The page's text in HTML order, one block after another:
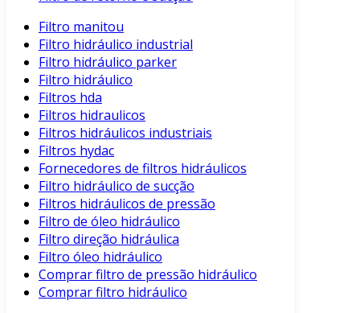
Filtro manitou
Filtro hidráulico industrial
Filtro hidráulico parker
Filtro hidráulico
Filtros hda
Filtros hidraulicos
Filtros hidráulicos industriais
Filtros hydac
Fornecedores de filtros hidráulicos
Filtro hidráulico de sucção
Filtros hidráulicos de pressão
Filtro de óleo hidráulico
Filtro direção hidráulica
Filtro óleo hidráulico
Comprar filtro de pressão hidráulico
Comprar filtro hidráulico